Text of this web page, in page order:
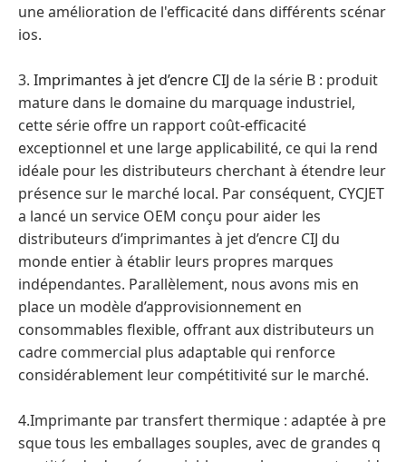
une amélioration de l'efficacité dans différents scénar
ios.
3. Imprimantes à jet d’encre CIJ de la série B : produit
mature dans le domaine du marquage industriel,
cette série offre un rapport coût-efficacité
exceptionnel et une large applicabilité, ce qui la rend
idéale pour les distributeurs cherchant à étendre leur
présence sur le marché local. Par conséquent, CYCJET
a lancé un service OEM conçu pour aider les
distributeurs d’imprimantes à jet d’encre CIJ du
monde entier à établir leurs propres marques
indépendantes. Parallèlement, nous avons mis en
place un modèle d’approvisionnement en
consommables flexible, offrant aux distributeurs un
cadre commercial plus adaptable qui renforce
considérablement leur compétitivité sur le marché.
4.Imprimante par transfert thermique : adaptée à pre
sque tous les emballages souples, avec de grandes q